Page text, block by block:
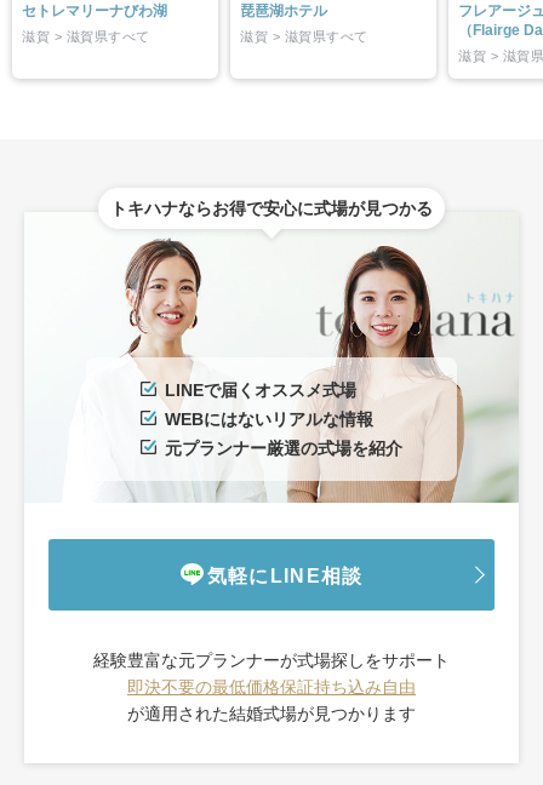
セトレマリーナびわ湖
滋賀 > 滋賀県すべて
琵琶湖ホテル
滋賀 > 滋賀県すべて
フレアージ
（Flairge
滋賀 > 滋賀
トキハナならお得で安心に式場が見つかる
LINEで届くオススメ式場
WEBにはないリアルな情報
元プランナー厳選の式場を紹介
気軽にLINE相談
経験豊富な元プランナーが式場探しをサポート
即決不要の最低価格保証持ち込み自由
が適用された結婚式場が見つかります